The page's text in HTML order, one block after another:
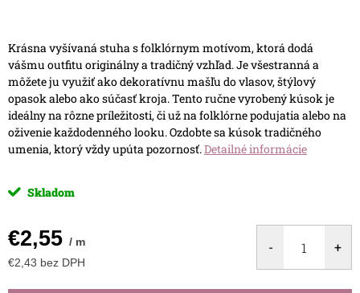
Krásna vyšívaná stuha s folklórnym motívom, ktorá dodá
vášmu outfitu originálny a tradičný vzhľad. Je všestranná a
môžete ju využiť ako dekoratívnu mašľu do vlasov, štýlový
opasok alebo ako súčasť kroja. Tento ručne vyrobený kúsok je
ideálny na rôzne príležitosti, či už na folklórne podujatia alebo na
oživenie každodenného looku. Ozdobte sa kúsok tradičného
umenia, ktorý vždy upúta pozornosť.Detailné informácie
Skladom
€2,55 / m
€2,43 bez DPH